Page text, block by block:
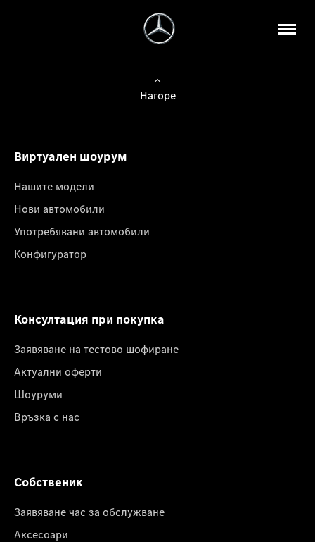
Нагоре
Виртуален шоурум
Нашите модели
Нови автомобили
Употребявани автомобили
Конфигуратор
Консултация при покупка
Заявяване на тестово шофиране
Актуални оферти
Шоуруми
Връзка с нас
Собственик
Заявяване час за обслужване
Аксесоари